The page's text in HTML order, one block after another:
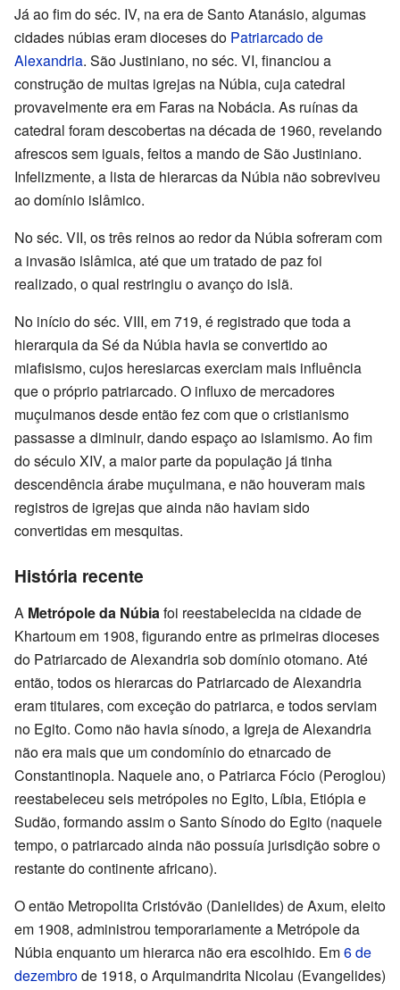
Já ao fim do séc. IV, na era de Santo Atanásio, algumas
cidades núbias eram dioceses do Patriarcado de
Alexandria. São Justiniano, no séc. VI, financiou a
construção de muitas igrejas na Núbia, cuja catedral
provavelmente era em Faras na Nobácia. As ruínas da
catedral foram descobertas na década de 1960, revelando
afrescos sem iguais, feitos a mando de São Justiniano.
Infelizmente, a lista de hierarcas da Núbia não sobreviveu
ao domínio islâmico.
No séc. VII, os três reinos ao redor da Núbia sofreram com
a invasão islâmica, até que um tratado de paz foi
realizado, o qual restringiu o avanço do islã.
No início do séc. VIII, em 719, é registrado que toda a
hierarquia da Sé da Núbia havia se convertido ao
miafisismo, cujos heresiarcas exerciam mais influência
que o próprio patriarcado. O influxo de mercadores
muçulmanos desde então fez com que o cristianismo
passasse a diminuir, dando espaço ao islamismo. Ao fim
do século XIV, a maior parte da população já tinha
descendência árabe muçulmana, e não houveram mais
registros de igrejas que ainda não haviam sido
convertidas em mesquitas.
História recente
A Metrópole da Núbiafoi reestabelecida na cidade de
Khartoum em 1908, figurando entre as primeiras dioceses
do Patriarcado de Alexandria sob domínio otomano. Até
então, todos os hierarcas do Patriarcado de Alexandria
eram titulares, com exceção do patriarca, e todos serviam
no Egito. Como não havia sínodo, a Igreja de Alexandria
não era mais que um condomínio do etnarcado de
Constantinopla. Naquele ano, o Patriarca Fócio (Peroglou)
reestabeleceu seis metrópoles no Egito, Líbia, Etiópia e
Sudão, formando assim o Santo Sínodo do Egito (naquele
tempo, o patriarcado ainda não possuía jurisdição sobre o
restante do continente africano).
O então Metropolita Cristóvão (Danielides) de Axum, eleito
em 1908, administrou temporariamente a Metrópole da
Núbia enquanto um hierarca não era escolhido. Em6 de
dezembrode 1918, o Arquimandrita Nicolau (Evangelides)